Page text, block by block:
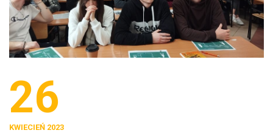
26
KWIECIEŃ 2023